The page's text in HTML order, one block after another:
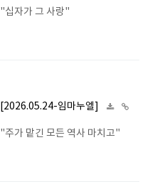
"십자가 그 사랑"
[2026.05.24-임마누엘]
"주가 맡긴 모든 역사 마치고"